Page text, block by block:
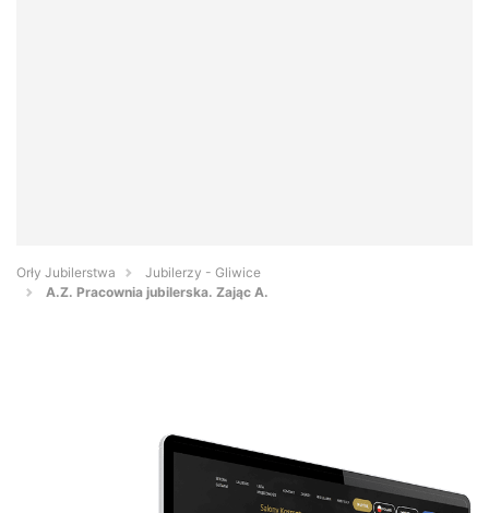
Orły Jubilerstwa
Jubilerzy - Gliwice
A.Z. Pracownia jubilerska. Zając A.